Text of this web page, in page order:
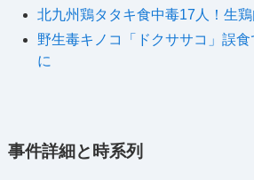
北九州鶏タタキ食中毒17人！生
野生毒キノコ「ドクササコ」誤
に
事件詳細と時系列